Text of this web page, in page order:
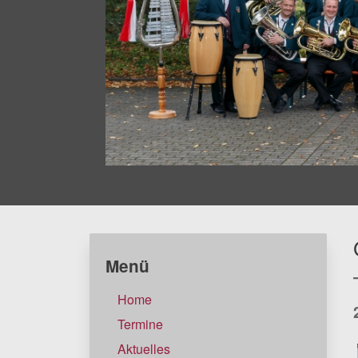
Menü
Home
Termine
Aktuelles